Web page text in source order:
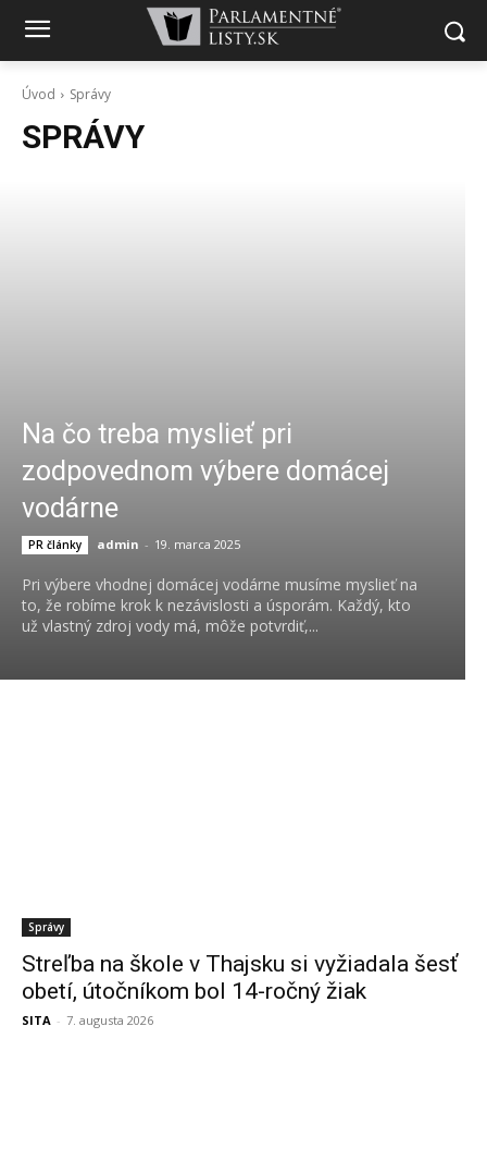
Úvod Správy
SPRÁVY
Na čo treba myslieť pri
zodpovednom výbere domácej
vodárne
PR články admin - 19. marca 2025
Pri výbere vhodnej domácej vodárne musíme myslieť na
to, že robíme krok k nezávislosti a úsporám. Každý, kto
už vlastný zdroj vody má, môže potvrdiť,...
Správy
Streľba na škole v Thajsku si vyžiadala šesť
obetí, útočníkom bol 14-ročný žiak
SITA - 7. augusta 2026